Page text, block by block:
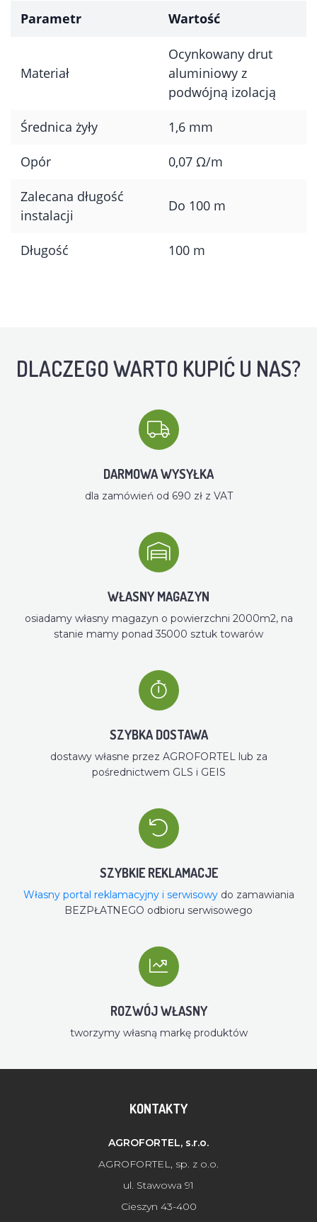
Parametr Wartość
Materiał
Ocynkowany drut
aluminiowy z
podwójną izolacją
Średnica żyły 1,6 mm
Opór 0,07 Ω/m
Zalecana długość
instalacji
Do 100 m
Długość 100 m
DLACZEGO WARTO KUPIĆ U NAS?
DARMOWA WYSYŁKA
dla zamówień od 690 zł z VAT
WŁASNY MAGAZYN
osiadamy własny magazyn o powierzchni 2000m2, na
stanie mamy ponad 35000 sztuk towarów
SZYBKA DOSTAWA
dostawy własne przez AGROFORTEL lub za
pośrednictwem GLS i GEIS
SZYBKIE REKLAMACJE
Własny portal reklamacyjny i serwisowydo zamawiania
BEZPŁATNEGO odbioru serwisowego
ROZWÓJ WŁASNY
tworzymy własną markę produktów
KONTAKTY
AGROFORTEL, s.r.o.
AGROFORTEL, sp. z o.o.
ul. Stawowa 91
Cieszyn 43-400